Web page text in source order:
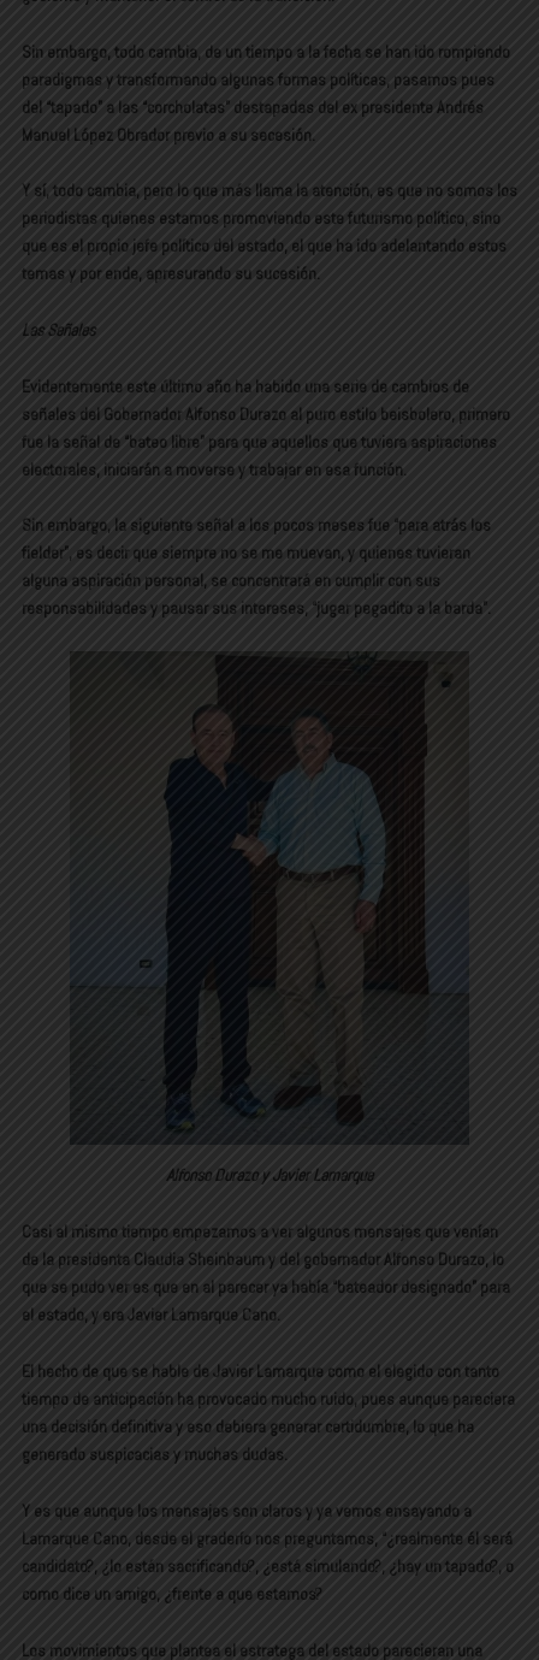
Sin embargo, todo cambia, de un tiempo a la fecha se han ido rompiendo
paradigmas y transformando algunas formas políticas, pasamos pues
del “tapado” a las “corcholatas” destapadas del ex presidente Andrés
Manuel López Obrador previo a su secesión.
Y sí, todo cambia, pero lo que más llama la atención, es que no somos los
periodistas quienes estamos promoviendo este futurismo político, sino
que es el propio jefe político del estado, el que ha ido adelantando estos
temas y por ende, apresurando su sucesión.
Las Señales
Evidentemente este último año ha habido una serie de cambios de
señales del Gobernador Alfonso Durazo al puro estilo beisbolero, primero
fue la señal de “bateo libre” para que aquellos que tuviera aspiraciones
electorales, iniciarán a moverse y trabajar en esa función.
Sin embargo, la siguiente señal a los pocos meses fue “para atrás los
fielder”, es decir que siempre no se me muevan, y quienes tuvieran
alguna aspiración personal, se concentrará en cumplir con sus
responsabilidades y pausar sus intereses, “jugar pegadito a la barda”.
Alfonso Durazo y Javier Lamarque
Casi al mismo tiempo empezamos a ver algunos mensajes que venían
de la presidenta Claudia Sheinbaum y del gobernador Alfonso Durazo, lo
que se pudo ver es que en al parecer ya había “bateador designado” para
el estado, y era Javier Lamarque Cano.
El hecho de que se hable de Javier Lamarque como el elegido con tanto
tiempo de anticipación ha provocado mucho ruido, pues aunque pareciera
una decisión definitiva y eso debiera generar certidumbre, lo que ha
generado suspicacias y muchas dudas.
Y es que aunque los mensajes son claros y ya vemos ensayando a
Lamarque Cano, desde el graderío nos preguntamos, “¿realmente él será
candidato?, ¿lo están sacrificando?, ¿está simulando?, ¿hay un tapado?, o
como dice un amigo, ¿frente a que estamos?
Los movimientos que plantea el estratega del estado parecieran una